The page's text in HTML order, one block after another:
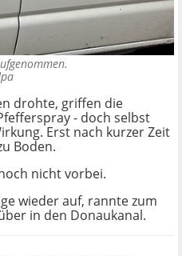
drohte, griffen die
- doch selbst
Erst nach kurzer Zeit
Boden.
nicht vorbei.
wieder auf, rannte zum
in den Donaukanal.